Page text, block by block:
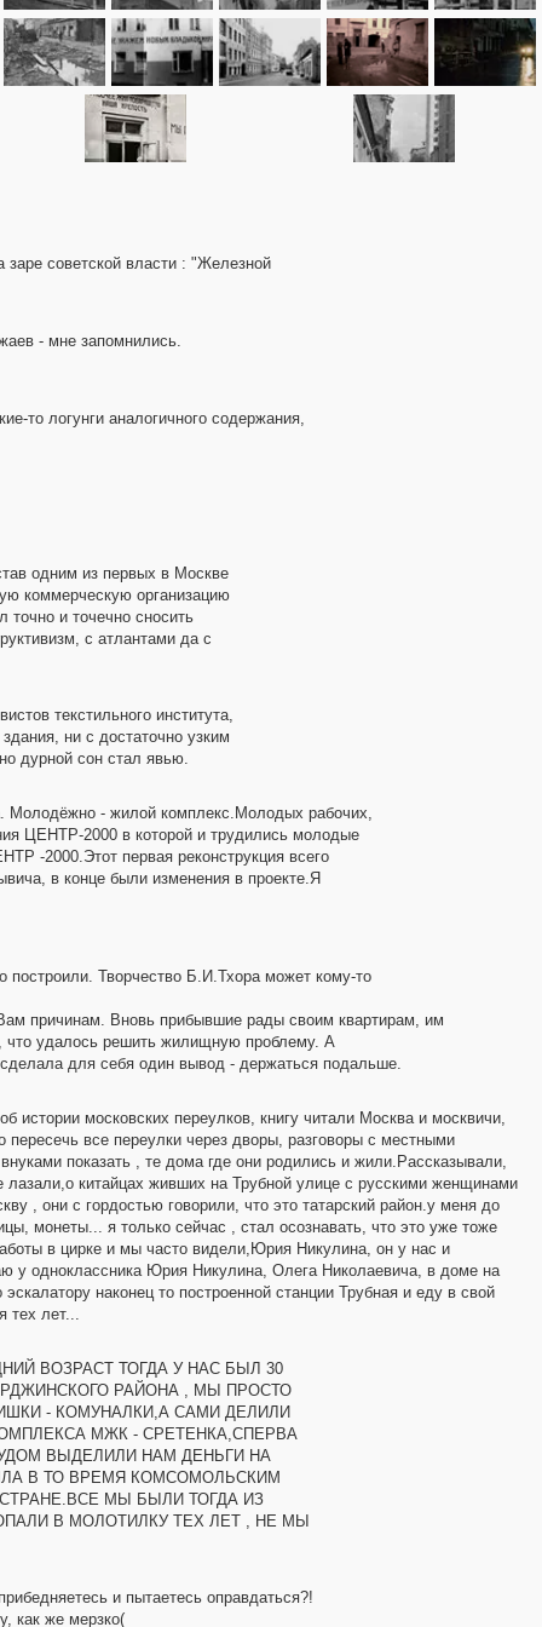
советской власти : "Железной
- мне запомнились.
то логунги аналогичного содержания,
одним из первых в Москве
коммерческую организацию
и точечно сносить
с атлантами да с
текстильного института,
ни с достаточно узким
дурной сон стал явью.
Молодёжно - жилой комплекс.Молодых рабочих,
ЦЕНТР-2000 в которой и трудились молодые
-2000.Этот первая реконструкция всего
в конце были изменения в проекте.Я
Творчество Б.И.Тхора может кому-то
причинам. Вновь прибывшие рады своим квартирам, им
что удалось решить жилищную проблему. А
для себя один вывод - держаться подальше.
истории московских переулков, книгу читали Москва и москвичи,
все переулки через дворы, разговоры с местными
показать , те дома где они родились и жили.Рассказывали,
китайцах живших на Трубной улице с русскими женщинами
, они с гордостью говорили, что это татарский район.у меня до
монеты... я только сейчас , стал осознавать, что это уже тоже
в цирке и мы часто видели,Юрия Никулина, он у нас и
у одноклассника Юрия Никулина, Олега Николаевича, в доме на
наконец то построенной станции Трубная и еду в свой
тех лет...
ВОЗРАСТ ТОГДА У НАС БЫЛ 30
РАЙОНА , МЫ ПРОСТО
- КОМУНАЛКИ,А САМИ ДЕЛИЛИ
МЖК - СРЕТЕНКА,СПЕРВА
ВЫДЕЛИЛИ НАМ ДЕНЬГИ НА
В ТО ВРЕМЯ КОМСОМОЛЬСКИМ
МЫ БЫЛИ ТОГДА ИЗ
В МОЛОТИЛКУ ТЕХ ЛЕТ , НЕ МЫ
и пытаетесь оправдаться?!
как же мерзко(